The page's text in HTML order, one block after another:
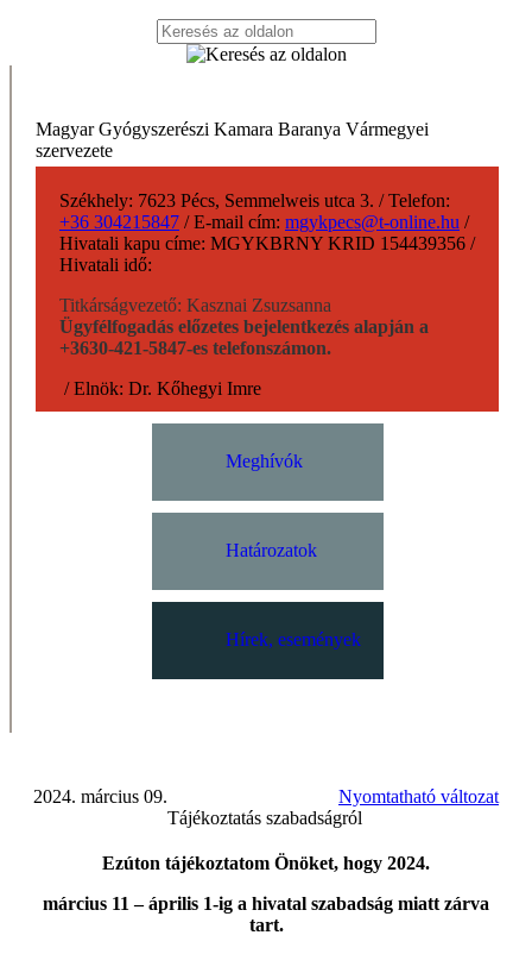
Magyar Gyógyszerészi Kamara Baranya Vármegyei
szervezete
Székhely: 7623 Pécs, Semmelweis utca 3. /Telefon:
+36 304215847 /E-mail cím: mgykpecs@t-online.hu /
Hivatali kapu címe: MGYKBRNY KRID 154439356 /
Hivatali idő:
Titkárságvezető: Kasznai Zsuzsanna
Ügyfélfogadás előzetes bejelentkezés alapján a
+3630-421-5847-es telefonszámon.
/Elnök: Dr. Kőhegyi Imre
Meghívók
Határozatok
Hírek, események
Nyomtatható változat
2024. március 09.
Tájékoztatás szabadságról
Ezúton tájékoztatom Önöket, hogy 2024.
március 11 – április 1-ig a hivatal szabadság miatt zárva
tart.